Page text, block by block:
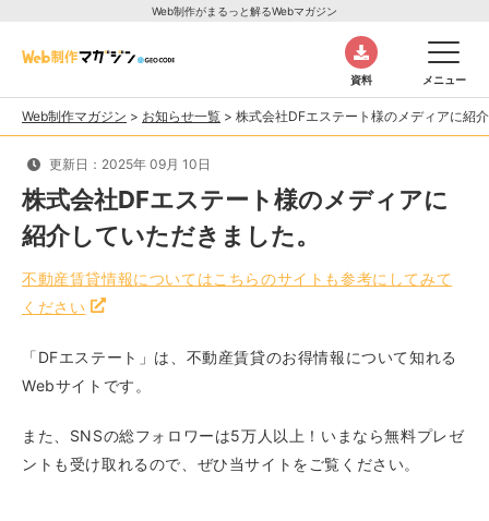
Web制作がまるっと解るWebマガジン
資料 メニュー
Web制作マガジン > お知らせ一覧 > 株式会社DFエステート様のメディアに紹
更新日：2025年 09月 10日
株式会社DFエステート様のメディアに
紹介していただきました。
不動産賃貸情報についてはこちらのサイトも参考にしてみて
ください
「DFエステート」は、不動産賃貸のお得情報について知れる
Webサイトです。
また、SNSの総フォロワーは5万人以上！いまなら無料プレゼ
ントも受け取れるので、ぜひ当サイトをご覧ください。